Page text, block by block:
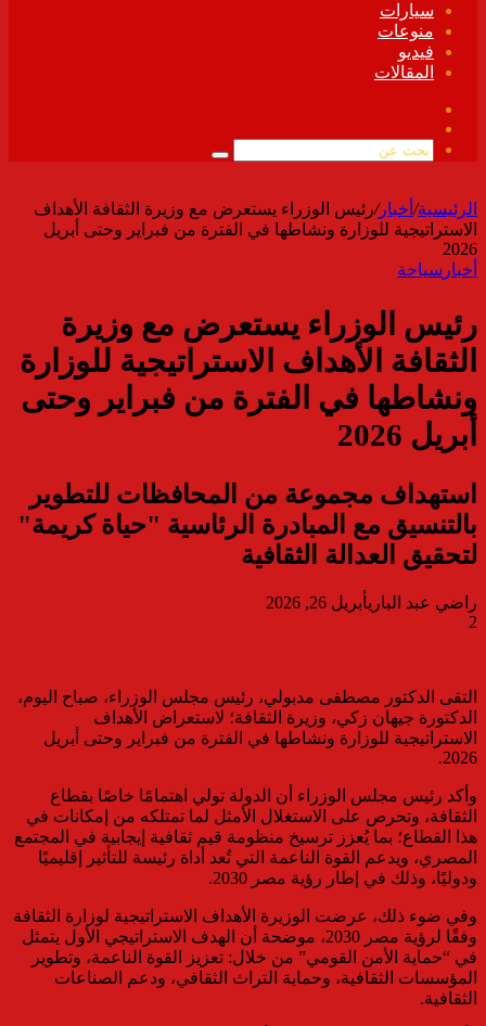
سيارات
منوعات
فيديو
المقالات
الموقع
بحث
الرئيسية/ أخبار/رئيس الوزراء يستعرض مع وزيرة الثقافة الأهداف
الاستراتيجية للوزارة ونشاطها في الفترة من فبراير وحتى أبريل
2026
أخبار سياحة
رئيس الوزراء يستعرض مع وزيرة
الثقافة الأهداف الاستراتيجية للوزارة
ونشاطها في الفترة من فبراير وحتى
أبريل 2026
استهداف مجموعة من المحافظات للتطوير
بالتنسيق مع المبادرة الرئاسية "حياة كريمة"
لتحقيق العدالة الثقافية
راضي عبد الباريأبريل 26, 2026
2
التقى الدكتور مصطفى مدبولي، رئيس مجلس الوزراء، صباح اليوم،
الدكتورة جيهان زكي، وزيرة الثقافة؛ لاستعراض الأهداف
الاستراتيجية للوزارة ونشاطها في الفترة من فبراير وحتى أبريل
2026.
وأكد رئيس مجلس الوزراء أن الدولة تولي اهتمامًا خاصًا بقطاع
الثقافة، وتحرص على الاستغلال الأمثل لما تمتلكه من إمكانات في
هذا القطاع؛ بما يُعزز ترسيخ منظومة قيم ثقافية إيجابية في المجتمع
المصري، ويدعم القوة الناعمة التي تُعد أداة رئيسة للتأثير إقليميًا
ودوليًا، وذلك في إطار رؤية مصر 2030.
وفي ضوء ذلك، عرضت الوزيرة الأهداف الاستراتيجية لوزارة الثقافة
وفقًا لرؤية مصر 2030، موضحة أن الهدف الاستراتيجي الأول يتمثل
في “حماية الأمن القومي” من خلال: تعزيز القوة الناعمة، وتطوير
المؤسسات الثقافية، وحماية التراث الثقافي، ودعم الصناعات
الثقافية.